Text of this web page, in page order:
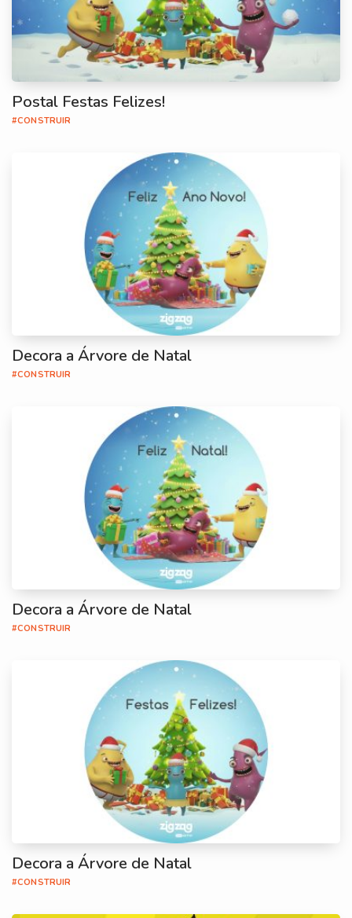
Postal Festas Felizes!
#CONSTRUIR
Decora a Árvore de Natal
#CONSTRUIR
Decora a Árvore de Natal
#CONSTRUIR
Decora a Árvore de Natal
#CONSTRUIR